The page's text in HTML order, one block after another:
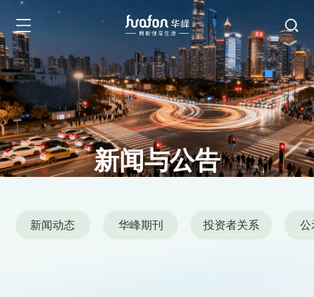
新闻与公告
新闻动态 华峰期刊 投资者关系 公